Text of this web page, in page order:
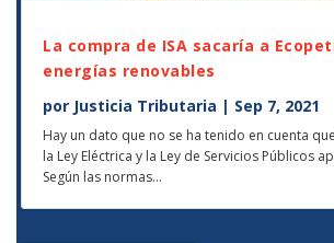
La compra de ISA sacaría a
energías renovables
por Justicia Tributaria | Sep 7, 2021
Hay un dato que no se ha tenido en cuenta
la Ley Eléctrica y la Ley de Servicios Públicos
Según las normas...